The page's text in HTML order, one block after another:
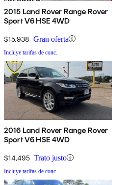
2015 Land Rover Range Rover
Sport V6 HSE 4WD
$15,938 Gran oferta
Incluye tarifas de conc.
2016 Land Rover Range Rover
Sport V6 HSE 4WD
$14,495 Trato justo
Incluye tarifas de conc.